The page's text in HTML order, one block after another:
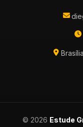
© 2026 Estude